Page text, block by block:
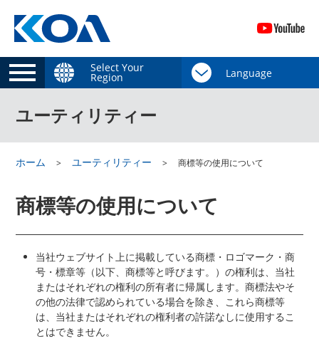
Select Your
Region
ユーティリティー
ホーム ユーティリティー 商標等の使用について
商標等の使用について
当社ウェブサイト上に掲載している商標・ロゴマーク・商
号・標章等（以下、商標等と呼びます。）の権利は、当社
またはそれぞれの権利の所有者に帰属します。商標法やそ
の他の法律で認められている場合を除き、これら商標等
は、当社またはそれぞれの権利者の許諾なしに使用するこ
とはできません。